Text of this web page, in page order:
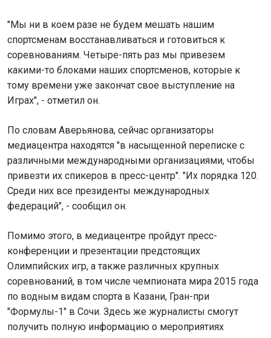
"Мы ни в коем разе не будем мешать нашим
спортсменам восстанавливаться и готовиться к
соревнованиям. Четыре-пять раз мы привезем
какими-то блоками наших спортсменов, которые к
тому времени уже закончат свое выступление на
Играх", - отметил он.
По словам Аверьянова, сейчас организаторы
медиацентра находятся "в насыщенной переписке с
различными международными организациями, чтобы
привезти их спикеров в пресс-центр". "Их порядка 120.
Среди них все президенты международных
федераций", - сообщил он.
Помимо этого, в медиацентре пройдут пресс-
конференции и презентации предстоящих
Олимпийских игр, а также различных крупных
соревнований, в том числе чемпионата мира 2015 года
по водным видам спорта в Казани, Гран-при
"Формулы-1" в Сочи. Здесь же журналисты смогут
получить полную информацию о мероприятиях